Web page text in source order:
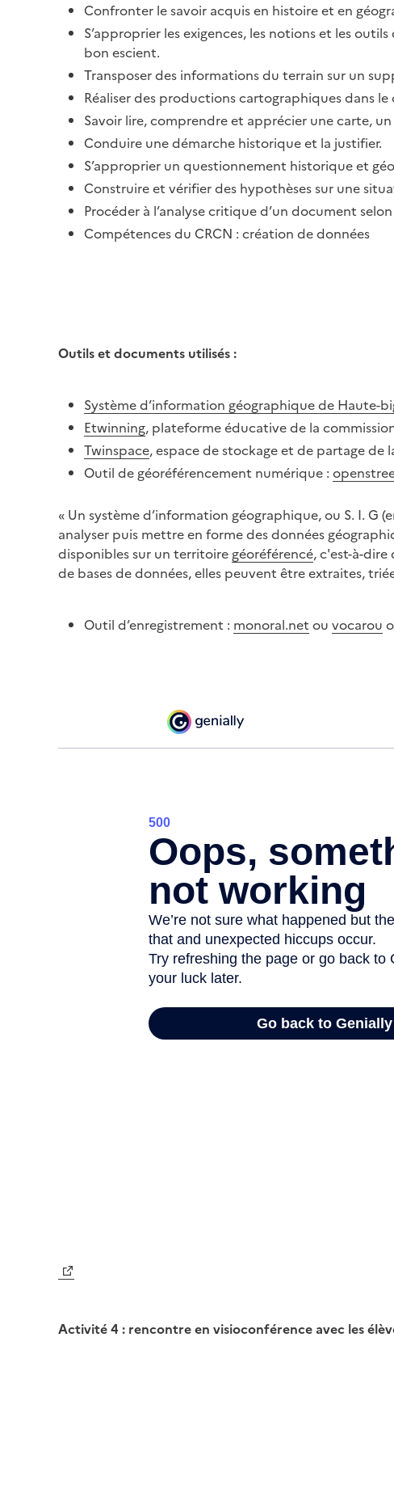
Confronter le savoir acquis en histoire et en
S’approprier les exigences, les notions et les
bon escient.
Transposer des informations du terrain sur un
Réaliser des productions cartographiques dans le
Savoir lire, comprendre et apprécier une carte,
Conduire une démarche historique et la justifier.
S’approprier un questionnement historique et
Construire et vérifier des hypothèses sur une
Procéder à l’analyse critique d’un document
Compétences du CRCN : création de données
Outils et documents utilisés :
Système d’information géographique de Haute-
Etwinning, plateforme éducative de la
Twinspace, espace de stockage et de partage de
Outil de géoréférencement numérique :
« Un système d’information géographique, ou S. I. G
analyser puis mettre en forme des données
disponibles sur un territoiregéoréférencé, c'est-à-
de bases de données, elles peuvent être extraites,
Outil d’enregistrement : monoral.net ou vocarou
Activités des élèves :
Activité 1 : visite terrain de la ville (avec ou sans
Dater la périodisation étudiée en classe les
Activité 2 : en classe, choisir la photographie, le
Rédiger les légendes des photo, esquisse,
Traduire en anglais les légendes pour Etwinning ;
Activité 4 : rencontre en visioconférence avec les